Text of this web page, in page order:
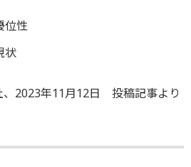
位性
状
、2023年11月12日 投稿記事より